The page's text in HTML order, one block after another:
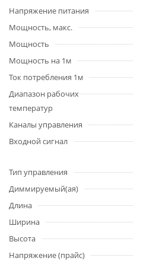
Напряжение питания
Мощность, макс.
Мощность
Мощность на 1м
Ток потребления 1м
Диапазон рабочих
температур
Каналы управления
Входной сигнал
Тип управления
Диммируемый(ая)
Длина
Ширина
Высота
Напряжение (прайс)